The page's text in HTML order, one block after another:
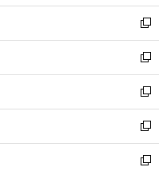
ウ
ィ
ン
ド
ウ
で
開
く
し
い
ウ
ィ
ン
ド
ウ
で
開
く
新
し
い
ウ
ィ
ン
ド
ウ
で
新
し
い
ウ
ィ
ン
ド
新
し
い
ウ
ィ
新
し
い
新